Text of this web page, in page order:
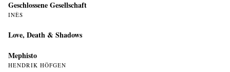
Geschlossene Gesellschaft
INÈS
Love, Death & Shadows
Mephisto
HENDRIK HÖFGEN